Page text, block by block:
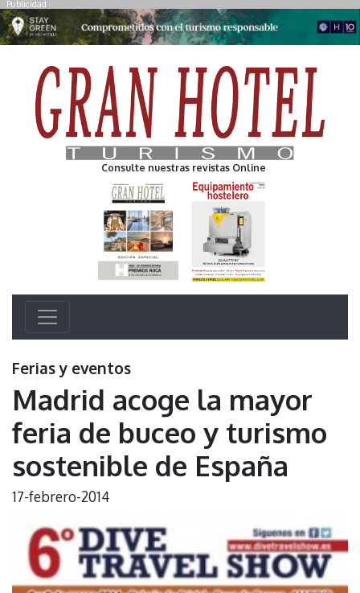
Publicidad
Consulte nuestras revistas Online
Ferias y eventos
Madrid acoge la mayor
feria de buceo y turismo
sostenible de España
17-febrero-2014